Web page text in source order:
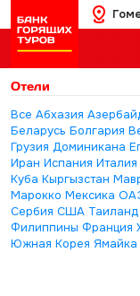
Отели
Все Абхазия
Беларусь Болгария
Грузия Доминикана
Иран Испания Италия
Куба Кыргызстан
Марокко Мексика
Сербия США Таиланд
Филиппины Франция
Южная Корея Ямайка